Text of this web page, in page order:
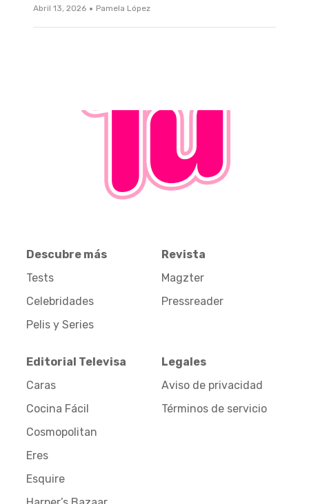
Abril 13, 2026 · Pamela López
Descubre más
Tests
Celebridades
Pelis y Series
Revista
Magzter
Pressreader
Editorial Televisa
Caras
Cocina Fácil
Cosmopolitan
Eres
Esquire
Legales
Aviso de privacidad
Términos de servicio